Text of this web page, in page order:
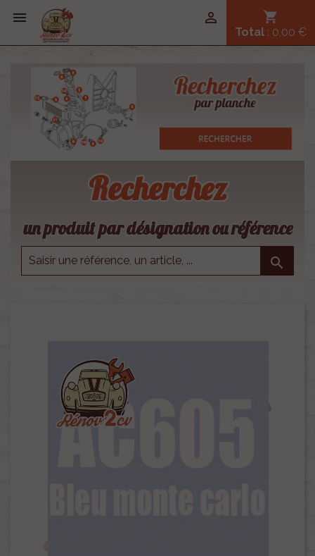
 shopping_cart
Total : 0,00 €

Recherchez
un produit par désignation ou référence
